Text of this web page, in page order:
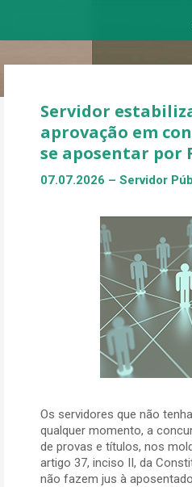
Servidor
aprovação em
se aposentar por
07.07.2026 – Servidor
Os servidores que não
qualquer momento, a
de provas e títulos, nos
artigo 37, inciso II, da
não fazem jus à